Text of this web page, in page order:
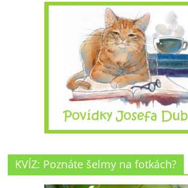
KVÍZ: Poznáte šelmy na fotkách?